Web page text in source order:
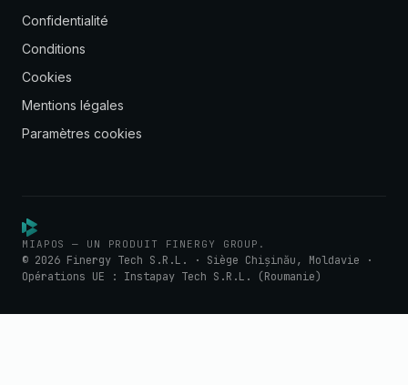
Confidentialité
Conditions
Cookies
Mentions légales
Paramètres cookies
MIAPOS — UN PRODUIT FINERGY GROUP.
© 2026 Finergy Tech S.R.L. · Siège Chișinău, Moldavie ·
Opérations UE : Instapay Tech S.R.L. (Roumanie)